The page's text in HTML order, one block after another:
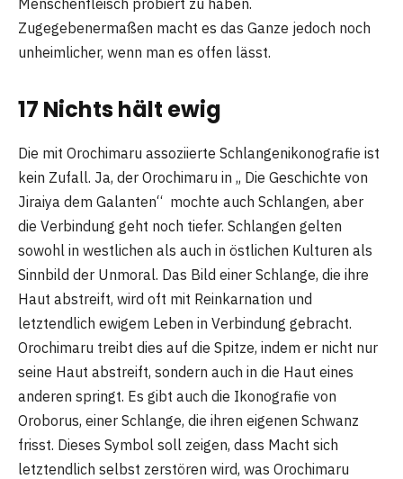
Zugegebenermaßen macht es das Ganze jedoch noch
unheimlicher, wenn man es offen lässt.
17 Nichts hält ewig
Die mit Orochimaru assoziierte Schlangenikonografie ist
kein Zufall. Ja, der Orochimaru in „ Die Geschichte von
Jiraiya dem Galanten“ mochte auch Schlangen, aber
die Verbindung geht noch tiefer. Schlangen gelten
sowohl in westlichen als auch in östlichen Kulturen als
Sinnbild der Unmoral. Das Bild einer Schlange, die ihre
Haut abstreift, wird oft mit Reinkarnation und
letztendlich ewigem Leben in Verbindung gebracht.
Orochimaru treibt dies auf die Spitze, indem er nicht nur
seine Haut abstreift, sondern auch in die Haut eines
anderen springt. Es gibt auch die Ikonografie von
Oroborus, einer Schlange, die ihren eigenen Schwanz
frisst. Dieses Symbol soll zeigen, dass Macht sich
letztendlich selbst zerstören wird, was Orochimaru